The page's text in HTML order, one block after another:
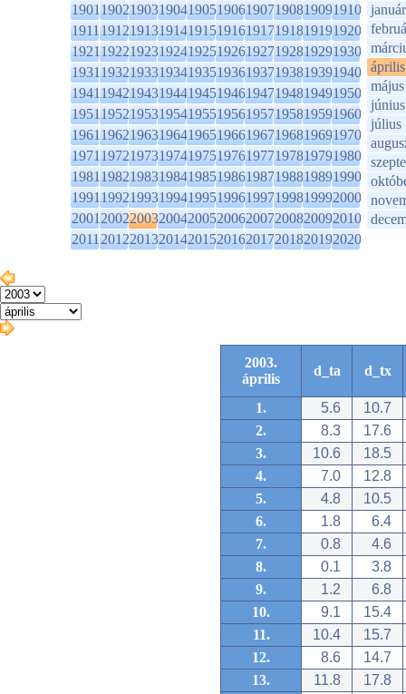
1901190219031904190519061907190819091910
1911191219131914191519161917191819191920
1921192219231924192519261927192819291930
1931193219331934193519361937193819391940
1941194219431944194519461947194819491950
1951195219531954195519561957195819591960
1961196219631964196519661967196819691970
1971197219731974197519761977197819791980
1981198219831984198519861987198819891990
1991199219931994199519961997199819992000
2001200220032004200520062007200820092010
2011201220132014201520162017201820192020
január
április
május
június
július
2003.
április
d_ta d_tx
1. 5.6
10.7
2.
8.3
17.6
3.
10.6
18.5
4.
7.0
12.8
5.
4.8
10.5
6.
1.8
6.4
7.
0.8
4.6
8.
0.1
3.8
9.
1.2
6.8
10.
9.1
15.4
11.
10.4
15.7
12.
8.6
14.7
13.
11.8
17.8